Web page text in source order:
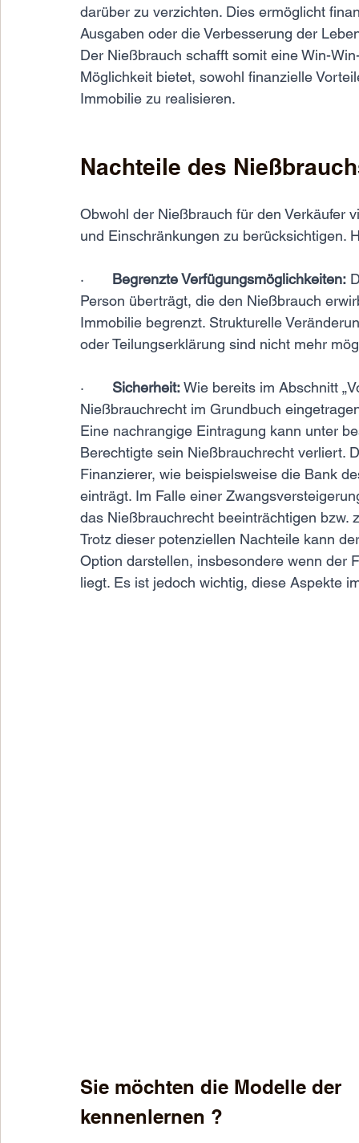
darüber zu verzichten. Dies ermöglicht
Ausgaben oder die Verbesserung der
Der Nießbrauch schafft somit eine Win-
Möglichkeit bietet, sowohl finanzielle
Immobilie zu realisieren.
Nachteile des
Obwohl der Nießbrauch für den Verkäufer
und Einschränkungen zu berücksichtigen.
· Begrenzte Verfügungsmöglichkeiten:
Person überträgt, die den Nießbrauch
Immobilie begrenzt. Strukturelle
oder Teilungserklärung sind nicht mehr
· Sicherheit: Wie bereits im Abschnitt
Nießbrauchrecht im Grundbuch
Eine nachrangige Eintragung kann unter
Berechtigte sein Nießbrauchrecht verliert.
Finanzierer, wie beispielsweise die Bank
einträgt. Im Falle einer
das Nießbrauchrecht beeinträchtigen bzw.
Trotz dieser potenziellen Nachteile kann
Option darstellen, insbesondere wenn der
liegt. Es ist jedoch wichtig, diese Aspekte
Sie möchten die Modelle
kennenlernen ?